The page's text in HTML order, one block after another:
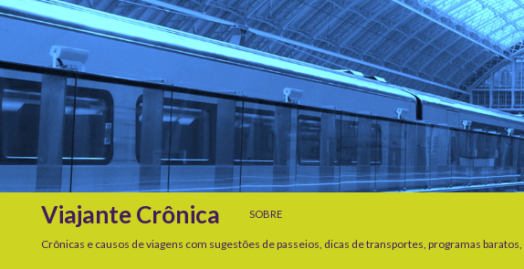
Viajante Crônica
SOBRE
Crônicas e causos de viagens com sugestões de passeios, dicas de transportes, programas